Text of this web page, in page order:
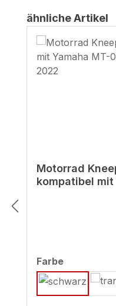
Produktgalerie
ähnliche Artikel
Motorrad
kompatibel mit
Farbeauswählen